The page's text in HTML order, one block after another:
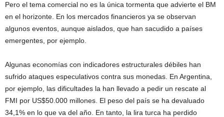
Pero el tema comercial no es la única tormenta que advierte el BM
en el horizonte. En los mercados financieros ya se observan
algunos eventos, aunque aislados, que han sacudido a países
emergentes, por ejemplo.
Algunas economías con indicadores estructurales débiles han
sufrido ataques especulativos contra sus monedas. En Argentina,
por ejemplo, las dificultades la han llevado a pedir un rescate al
FMI por US$50.000 millones. El peso del país se ha devaluado
34,1% en lo que va del año. En tanto, la lira turca ha perdido